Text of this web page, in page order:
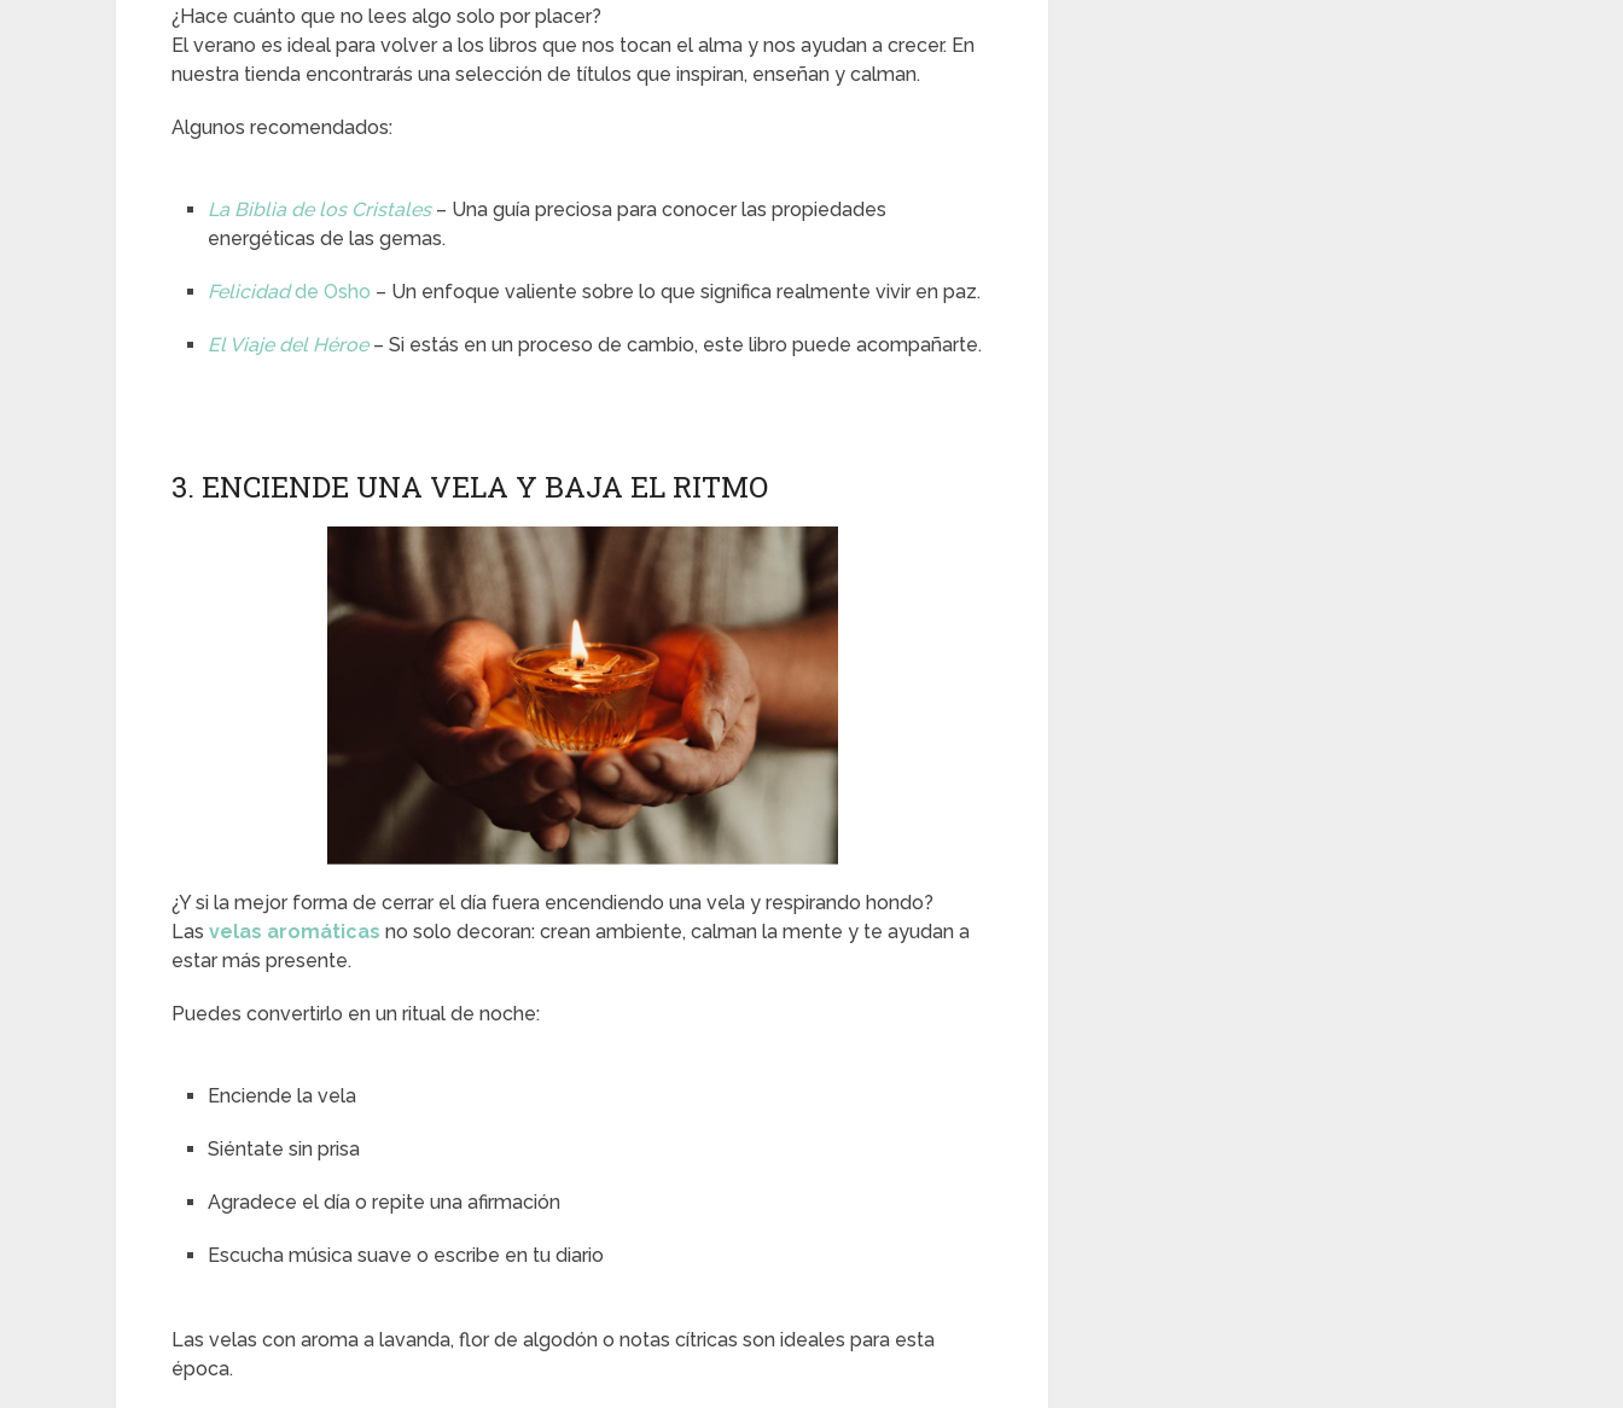
¿Hace cuánto que no lees algo solo por placer?
El verano es ideal para volver a los libros que nos tocan el alma y nos ayudan a crecer. En
nuestra tienda encontrarás una selección de títulos que inspiran, enseñan y calman.
Algunos recomendados:
La Biblia de los Cristales– Una guía preciosa para conocer las propiedades
energéticas de las gemas.
Felicidadde Osho – Un enfoque valiente sobre lo que significa realmente vivir en paz.
El Viaje del Héroe– Si estás en un proceso de cambio, este libro puede acompañarte.
3. ENCIENDE UNA VELA Y BAJA EL RITMO
¿Y si la mejor forma de cerrar el día fuera encendiendo una vela y respirando hondo?
Las velas aromáticas no solo decoran: crean ambiente, calman la mente y te ayudan a
estar más presente.
Puedes convertirlo en un ritual de noche:
Enciende la vela
Siéntate sin prisa
Agradece el día o repite una afirmación
Escucha música suave o escribe en tu diario
Las velas con aroma a lavanda, flor de algodón o notas cítricas son ideales para esta
época.